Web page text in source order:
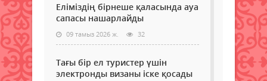
Еліміздің бірнеше қаласында ауа
сапасы нашарлайды
09 тамыз 2026 ж. 32
Тағы бір ел туристер үшін
электронды визаны іске қосады